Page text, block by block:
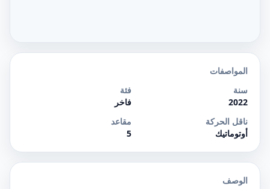
المواصفات
سنة
2022
فئة
فاخر
ناقل الحركة
أوتوماتيك
مقاعد
5
الوصف